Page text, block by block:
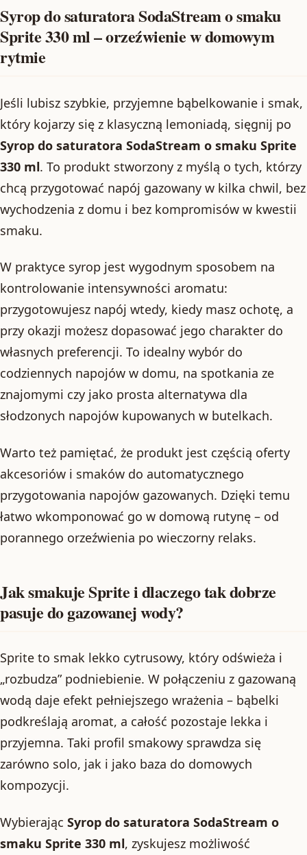
Syrop do saturatora SodaStream o smaku
Sprite 330 ml – orzeźwienie w domowym
rytmie
Jeśli lubisz szybkie, przyjemne bąbelkowanie i smak,
który kojarzy się z klasyczną lemoniadą, sięgnij po
Syrop do saturatora SodaStream o smaku Sprite
330 ml. To produkt stworzony z myślą o tych, którzy
chcą przygotować napój gazowany w kilka chwil, bez
wychodzenia z domu i bez kompromisów w kwestii
smaku.
W praktyce syrop jest wygodnym sposobem na
kontrolowanie intensywności aromatu:
przygotowujesz napój wtedy, kiedy masz ochotę, a
przy okazji możesz dopasować jego charakter do
własnych preferencji. To idealny wybór do
codziennych napojów w domu, na spotkania ze
znajomymi czy jako prosta alternatywa dla
słodzonych napojów kupowanych w butelkach.
Warto też pamiętać, że produkt jest częścią oferty
akcesoriów i smaków do automatycznego
przygotowania napojów gazowanych. Dzięki temu
łatwo wkomponować go w domową rutynę – od
porannego orzeźwienia po wieczorny relaks.
Jak smakuje Sprite i dlaczego tak dobrze
pasuje do gazowanej wody?
Sprite to smak lekko cytrusowy, który odświeża i
„rozbudza” podniebienie. W połączeniu z gazowaną
wodą daje efekt pełniejszego wrażenia – bąbelki
podkreślają aromat, a całość pozostaje lekka i
przyjemna. Taki profil smakowy sprawdza się
zarówno solo, jak i jako baza do domowych
kompozycji.
Wybierając Syrop do saturatora SodaStream o
smaku Sprite 330 ml, zyskujesz możliwość